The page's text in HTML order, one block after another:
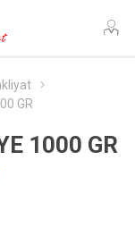
GR
1000 GR